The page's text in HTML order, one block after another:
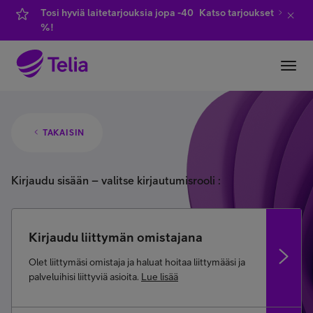
Tosi hyviä laitetarjouksia jopa -40
%!
Katso tarjoukset
WHOLESALE
TELIA FINLAND
FI EN SV
TAKAISIN
Kirjaudu sisään – valitse kirjautumisrooli
Kirjaudu liittymän omistajana
Olet liittymäsi omistaja ja haluat hoitaa liittymääsi ja
palveluihisi liittyviä asioita. Lue lisää